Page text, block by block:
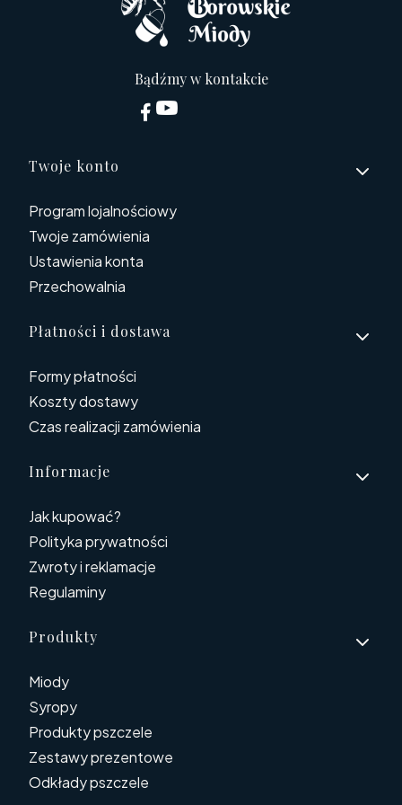
Bądźmy w kontakcie
Linki w stopce
Twoje konto
Program lojalnościowy
Twoje zamówienia
Ustawienia konta
Przechowalnia
Płatności i dostawa
Formy płatności
Koszty dostawy
Czas realizacji zamówienia
Informacje
Jak kupować?
Polityka prywatności
Zwroty i reklamacje
Regulaminy
Produkty
Miody
Syropy
Produkty pszczele
Zestawy prezentowe
Odkłady pszczele